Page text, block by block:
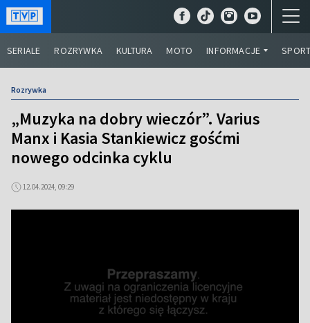
SERIALE ROZRYWKA KULTURA MOTO INFORMACJE
Rozrywka
„Muzyka na dobry wieczór”. Varius
Manx i Kasia Stankiewicz gośćmi
nowego odcinka cyklu
12.04.2024, 09:29